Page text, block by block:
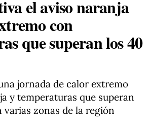
el aviso naranja
con
que superan los 40
jornada de calor extremo
y temperaturas que superan
varias zonas de la región